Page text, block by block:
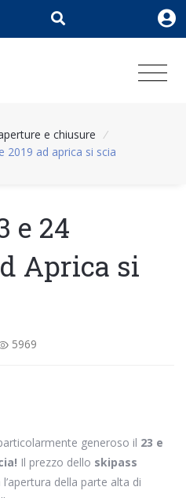
e chiusure /
2019 ad aprica si scia
e 24
Aprica si
5969
generoso il 23 e
Il prezzo dello skipass
l’apertura della parte alta di